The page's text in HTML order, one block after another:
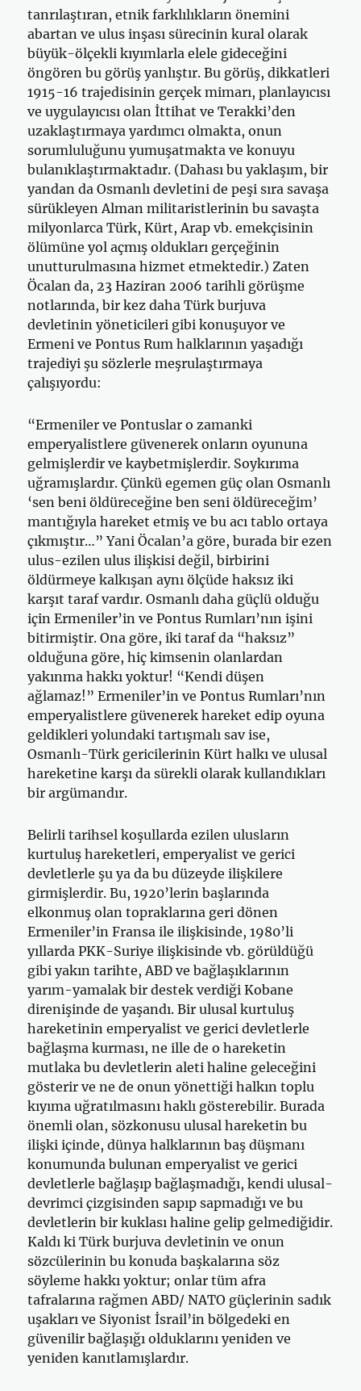
tanrılaştıran, etnik farklılıkların önemini
abartan ve ulus inşası sürecinin kural olarak
büyük-ölçekli kıyımlarla elele gideceğini
öngören bu görüş yanlıştır. Bu görüş, dikkatleri
1915-16 trajedisinin gerçek mimarı, planlayıcısı
ve uygulayıcısı olan İttihat ve Terakki’den
uzaklaştırmaya yardımcı olmakta, onun
sorumluluğunu yumuşatmakta ve konuyu
bulanıklaştırmaktadır. (Dahası bu yaklaşım, bir
yandan da Osmanlı devletini de peşi sıra savaşa
sürükleyen Alman militaristlerinin bu savaşta
milyonlarca Türk, Kürt, Arap vb. emekçisinin
ölümüne yol açmış oldukları gerçeğinin
unutturulmasına hizmet etmektedir.) Zaten
Öcalan da, 23 Haziran 2006 tarihli görüşme
notlarında, bir kez daha Türk burjuva
devletinin yöneticileri gibi konuşuyor ve
Ermeni ve Pontus Rum halklarının yaşadığı
trajediyi şu sözlerle meşrulaştırmaya
çalışıyordu:
“Ermeniler ve Pontuslar o zamanki
emperyalistlere güvenerek onların oyununa
gelmişlerdir ve kaybetmişlerdir. Soykırıma
uğramışlardır. Çünkü egemen güç olan Osmanlı
‘sen beni öldüreceğine ben seni öldüreceğim’
mantığıyla hareket etmiş ve bu acı tablo ortaya
çıkmıştır…” Yani Öcalan’a göre, burada bir ezen
ulus-ezilen ulus ilişkisi değil, birbirini
öldürmeye kalkışan aynı ölçüde haksız iki
karşıt taraf vardır. Osmanlı daha güçlü olduğu
için Ermeniler’in ve Pontus Rumları’nın işini
bitirmiştir. Ona göre, iki taraf da “haksız”
olduğuna göre, hiç kimsenin olanlardan
yakınma hakkı yoktur! “Kendi düşen
ağlamaz!” Ermeniler’in ve Pontus Rumları’nın
emperyalistlere güvenerek hareket edip oyuna
geldikleri yolundaki tartışmalı sav ise,
Osmanlı-Türk gericilerinin Kürt halkı ve ulusal
hareketine karşı da sürekli olarak kullandıkları
bir argümandır.
Belirli tarihsel koşullarda ezilen ulusların
kurtuluş hareketleri, emperyalist ve gerici
devletlerle şu ya da bu düzeyde ilişkilere
girmişlerdir. Bu, 1920’lerin başlarında
elkonmuş olan topraklarına geri dönen
Ermeniler’in Fransa ile ilişkisinde, 1980’li
yıllarda PKK-Suriye ilişkisinde vb. görüldüğü
gibi yakın tarihte, ABD ve bağlaşıklarının
yarım-yamalak bir destek verdiği Kobane
direnişinde de yaşandı. Bir ulusal kurtuluş
hareketinin emperyalist ve gerici devletlerle
bağlaşma kurması, ne ille de o hareketin
mutlaka bu devletlerin aleti haline geleceğini
gösterir ve ne de onun yönettiği halkın toplu
kıyıma uğratılmasını haklı gösterebilir. Burada
önemli olan, sözkonusu ulusal hareketin bu
ilişki içinde, dünya halklarının baş düşmanı
konumunda bulunan emperyalist ve gerici
devletlerle bağlaşıp bağlaşmadığı, kendi ulusal-
devrimci çizgisinden sapıp sapmadığı ve bu
devletlerin bir kuklası haline gelip gelmediğidir.
Kaldı ki Türk burjuva devletinin ve onun
sözcülerinin bu konuda başkalarına söz
söyleme hakkı yoktur; onlar tüm afra
tafralarına rağmen ABD/ NATO güçlerinin sadık
uşakları ve Siyonist İsrail’in bölgedeki en
güvenilir bağlaşığı olduklarını yeniden ve
yeniden kanıtlamışlardır.